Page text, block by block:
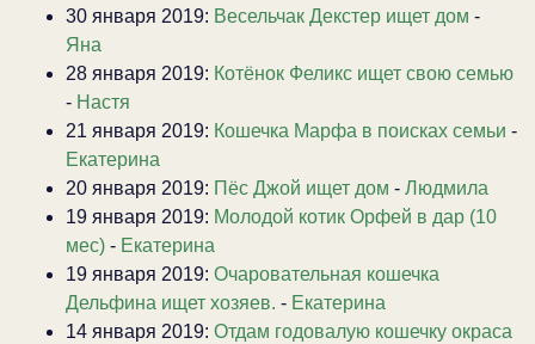
30 января 2019: Весельчак Декстер ищет дом -
Яна
28 января 2019: Котёнок Феликс ищет свою семью
- Настя
21 января 2019: Кошечка Марфа в поисках семьи -
Екатерина
20 января 2019: Пёс Джой ищет дом - Людмила
19 января 2019: Молодой котик Орфей в дар (10
мес) - Екатерина
19 января 2019: Очаровательная кошечка
Дельфина ищет хозяев. - Екатерина
14 января 2019: Отдам годовалую кошечку окраса